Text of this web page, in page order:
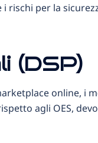
rischi per la
(DSP)
online, i
agli OES,